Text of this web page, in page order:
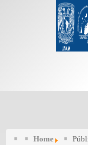
Home